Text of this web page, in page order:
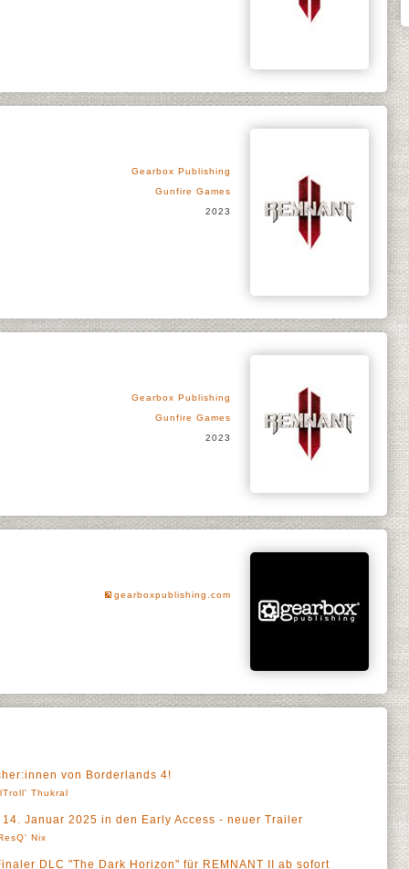
Gearbox Publishing
Gunfire Games
2023
Gearbox Publishing
Gunfire Games
2023
gearboxpublishing.com
von Borderlands 4!
Thukral
Januar 2025 in den Early Access - neuer Trailer
Nix
DLC "The Dark Horizon" für REMNANT II ab sofort